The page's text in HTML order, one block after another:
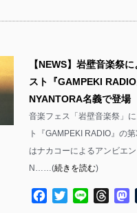
【NEWS】岩壁音楽祭
スト『GAMPEKI
NYANTORA名義で登場
音楽フェス「岩壁音楽祭」
ト『GAMPEKI RADIO』の
はナカコーによるアンビエ
N……(続きを読む)
Facebook
TwitterLine